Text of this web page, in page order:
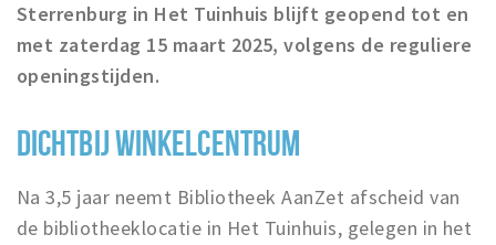
Uitjes & activiteiten
Toeristische routes
Natuur
Inloggen
Sterrenburg in Het Tuinhuis blijft geopend tot en
met zaterdag 15 maart 2025, volgens de reguliere
openingstijden.
DICHTBIJ WINKELCENTRUM
Na 3,5 jaar neemt Bibliotheek AanZet afscheid van
de bibliotheeklocatie in Het Tuinhuis, gelegen in het